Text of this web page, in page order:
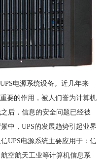
电源系统设备。近几年来
要的作用，被人们誉为计算机
后，信息的安全问题已经被
中，UPS的发展趋势引起业界
UPS电源系统主要应用于：信
空航天工业等计算机信息系